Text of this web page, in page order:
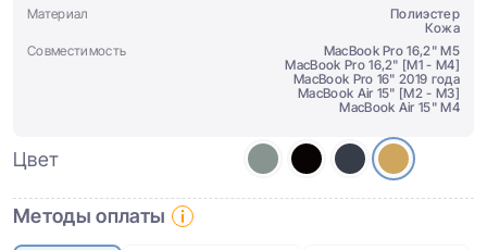
Материал
Полиэстер
Кожа
Совместимость
MacBook Pro 16,2" M5
MacBook Pro 16,2" [M1 - M4]
MacBook Pro 16" 2019 года
MacBook Air 15" [M2 - M3]
MacBook Air 15" M4
Цвет
Методы оплаты